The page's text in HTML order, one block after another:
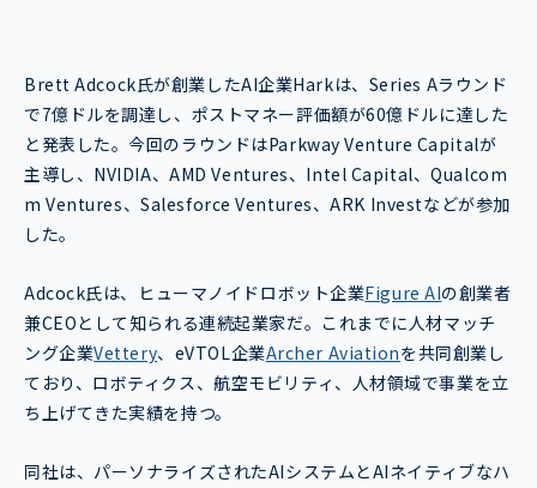
Brett Adcock氏が創業したAI企業Harkは、Series Aラウンド
で7億ドルを調達し、ポストマネー評価額が60億ドルに達した
と発表した。今回のラウンドはParkway Venture Capitalが
主導し、NVIDIA、AMD Ventures、Intel Capital、Qualcom
m Ventures、Salesforce Ventures、ARK Investなどが参加
した。
Adcock氏は、ヒューマノイドロボット企業Figure AIの創業者
兼CEOとして知られる連続起業家だ。これまでに人材マッチ
ング企業Vettery、eVTOL企業Archer Aviationを共同創業し
ており、ロボティクス、航空モビリティ、人材領域で事業を立
ち上げてきた実績を持つ。
同社は、パーソナライズされたAIシステムとAIネイティブなハ